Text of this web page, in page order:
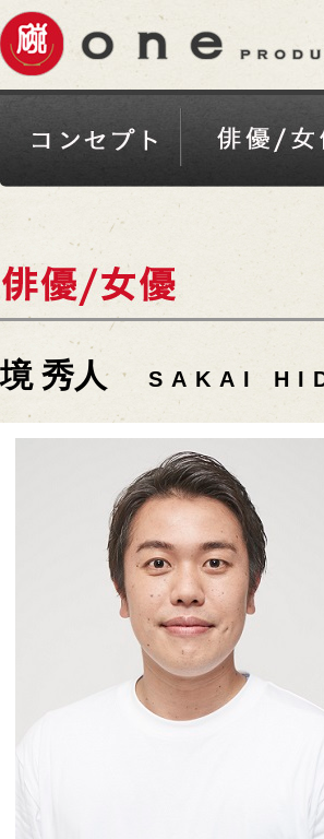
境 秀人 SAKAI